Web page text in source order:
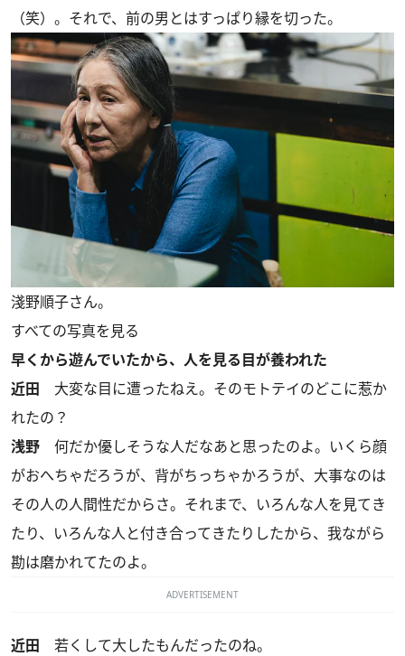
（笑）。それで、前の男とはすっぱり縁を切った。
淺野順子さん。
すべての写真を見る
早くから遊んでいたから、人を見る目が養われた
近田 大変な目に遭ったねえ。そのモトテイのどこに惹か
れたの？
浅野 何だか優しそうな人だなあと思ったのよ。いくら顔
がおへちゃだろうが、背がちっちゃかろうが、大事なのは
その人の人間性だからさ。それまで、いろんな人を見てき
たり、いろんな人と付き合ってきたりしたから、我ながら
勘は磨かれてたのよ。
ADVERTISEMENT
近田 若くして大したもんだったのね。